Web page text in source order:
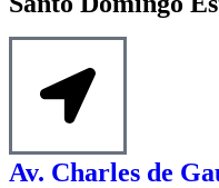
Av. Charles de